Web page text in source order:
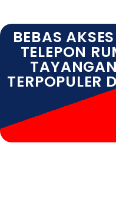
BEBAS
TELEPON
TERPOPULER